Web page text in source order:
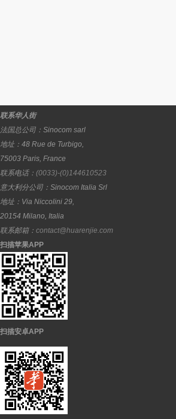
联系华人街
法国总公司： Sinocom sarl
地址： 48 Rue de Turbigo,
75003 Paris, France
联系电话： (0033)-(0)144610523
意大利分公司： Sinocom Italia Srl
地址： Via Niccolini 29,
20154 Milano, Italia
联系邮箱： contact@huarenjie.com
扫描苹果APP
扫描安卓APP